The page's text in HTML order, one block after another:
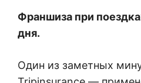
Франшиза при
дня.
Один из заметных